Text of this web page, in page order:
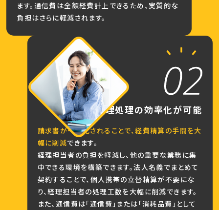
ます。通信費は全額経費計上できるため、実質的な
負担はさらに軽減されます。
経理処理の効率化が可能
請求書が一本化されることで、経費精算の手間を大
幅に削減できます。
経理担当者の負担を軽減し、他の重要な業務に集
中できる環境を構築できます。法人名義でまとめて
契約することで、個人携帯の立替精算が不要にな
り、経理担当者の処理工数を大幅に削減できます。
また、通信費は「通信費」または「消耗品費」として